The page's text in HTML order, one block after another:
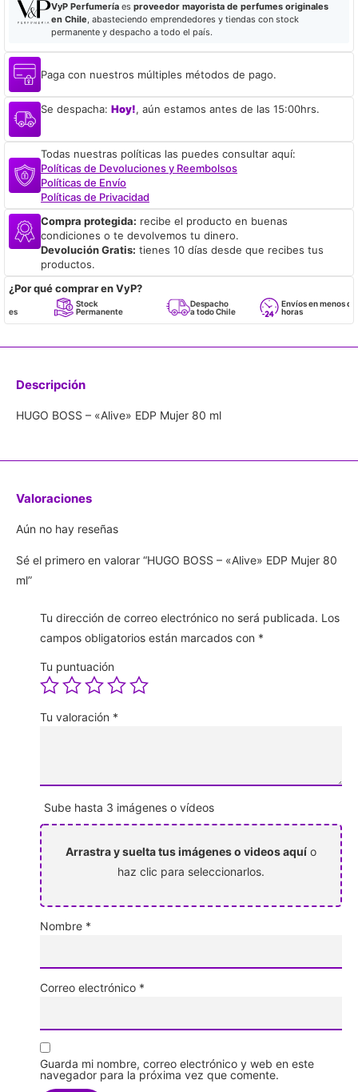
VyP Perfumeríaes proveedor mayorista de perfumes originales
en Chile, abasteciendo emprendedores y tiendas con stock
permanente y despacho a todo el país.
Paga con nuestros múltiples métodos de pago.
Se despacha: Hoy!, aún estamos antes de las 15:00hrs.
Todas nuestras políticas las puedes consultar aquí:
Políticas de Devoluciones y Reembolsos
Políticas de Envío
Políticas de Privacidad
Compra protegida: recibe el producto en buenas
condiciones o te devolvemos tu dinero.
Devolución Gratis: tienes 10 días desde que recibes tus
productos.
¿Por qué comprar en VyP?
Stock
Permanente
Despacho
a todo Chile
Envíos en menos de 24
horas
Descripción
HUGO BOSS – «Alive» EDP Mujer 80 ml
Valoraciones
Aún no hay reseñas
Sé el primero en valorar “HUGO BOSS – «Alive» EDP Mujer 80
ml”
Tu dirección de correo electrónico no será publicada. Los
campos obligatorios están marcados con *
Tu puntuación
Tu valoración *
Sube hasta 3 imágenes o vídeos
Arrastra y suelta tus imágenes o videos aquí o
haz clic para seleccionarlos.
Nombre *
Correo electrónico *
Guarda mi nombre, correo electrónico y web en este
navegador para la próxima vez que comente.